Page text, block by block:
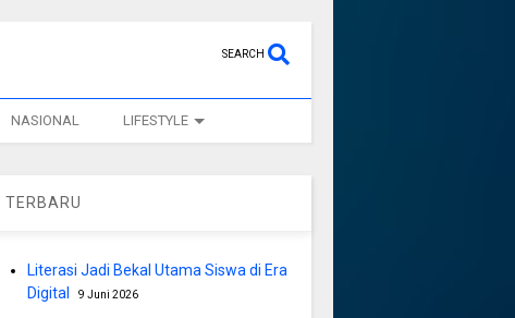
SEARCH
NASIONAL LIFESTYLE
TERBARU
Literasi Jadi Bekal Utama Siswa di Era
Digital
9 Juni 2026